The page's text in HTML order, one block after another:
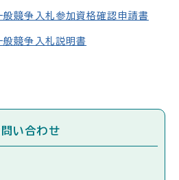
般競争入札参加資格確認申請書
般競争入札説明書
い合わせ